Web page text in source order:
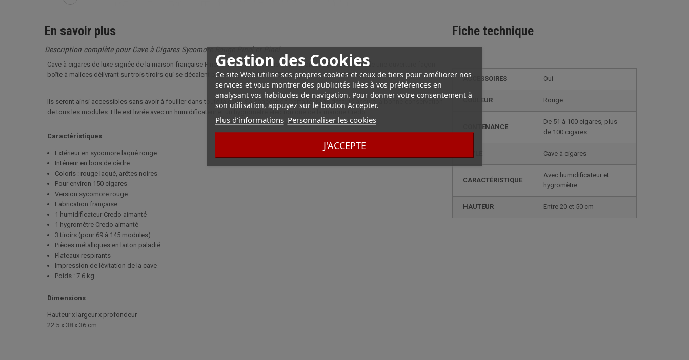
Gestion des Cookies
Ce site Web utilise ses propres cookies et ceux de tiers pour améliorer nos
services et vous montrer des publicités liées à vos préférences en
analysant vos habitudes de navigation. Pour donner votre consentement à
son utilisation, appuyez sur le bouton Accepter.
Plus d'informations Personnaliser les cookies
J'ACCEPTE
Fiche technique
ACCESSOIRES Oui
COULEUR Rouge
CONTENANCE
de 51 à 100 cigares, plus
de 100 cigares
STYLE cave à cigares
CARACTÉRISTIQUE
avec humidificateur et
hygromètre
HAUTEUR entre 20 et 50 cm
En savoir plus
Description complète pour Cave à Cigares Sycomore Rouge Pinel et Pinel
Cave à cigares de luxe signée de la maison française Pinet et Pinel, ici en version sycomore rouge. Elle possède une ouverture façon
boîte à malices délivrant sur trois tiroirs qui se décalent pour ranger de 69 à 145 cigares selon leurs dimensions.
Ils seront ainsi accessibles sans avoir à fouiller dans toute la cave. Sa conception parfaite, sans défauts assure la bonne conservation
de tous les modules. Elle est livrée avec un humidificateur et un hygromètre électronique de la marque Credo.
Caractéristiques
Extérieur en sycomore laqué rouge
Intérieur en bois de cèdre
Coloris : rouge laqué, arêtes noires
Pour environ 150 cigares
Version sycomore rouge
Fabrication française
1 humidificateur Credo aimanté
1 hygromètre Credo aimanté
3 tiroirs (pour 69 à 145 modules)
Pièces métalliques en laiton paladié
Plateaux respirants
Impression de lévitation de la cave
Poids : 7.6 kg
Dimensions
Hauteur x largeur x profondeur
22.5 x 38 x 36 cm